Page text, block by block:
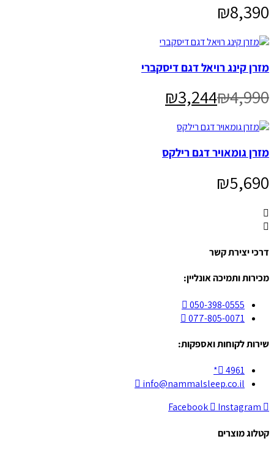
₪8,390
מזרן קינג רויאל דגם דיסקברי
₪4,990
₪3,244
מזרן גומאויר דגם רילקס
₪5,690
דרכי יצירת קשר
מכירות ותמיכה אונליין:
050-398-0555
077-805-0071
שירות לקוחות ואספקות:
4961*
info@nammalsleep.co.il
Facebook
Instagram
קטלוג מוצרים